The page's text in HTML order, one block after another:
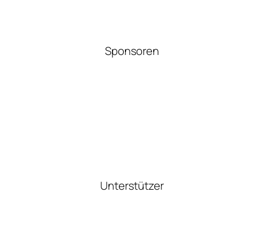
Sponsoren
Unterstützer